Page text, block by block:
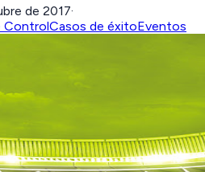
de 2017·
ControlCasos de éxitoEventos